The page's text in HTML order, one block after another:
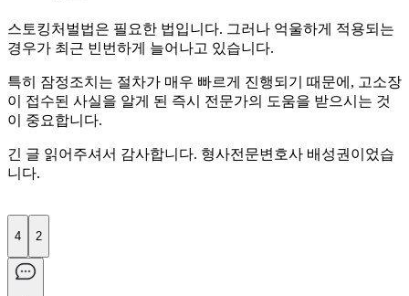
스토킹처벌법은 필요한 법입니다. 그러나 억울하게 적용되는
경우가 최근 빈번하게 늘어나고 있습니다.
특히 잠정조치는 절차가 매우 빠르게 진행되기 때문에, 고소장
이 접수된 사실을 알게 된 즉시 전문가의 도움을 받으시는 것
이 중요합니다.
긴 글 읽어주셔서 감사합니다. 형사전문변호사 배성권이었습
니다.
4 2